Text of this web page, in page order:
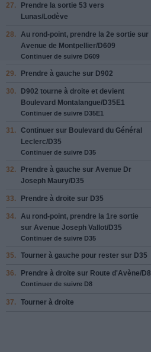
27. Prendre la sortie 53 vers
Lunas/Lodève
28. Au rond-point, prendre la 2e sortie sur
Avenue de Montpellier/D609
Continuer de suivre D609
29. Prendre à gauche sur D902
30. D902 tourne à droite et devient
Boulevard Montalangue/D35E1
Continuer de suivre D35E1
31. Continuer sur Boulevard du Général
Leclerc/D35
Continuer de suivre D35
32. Prendre à gauche sur Avenue Dr
Joseph Maury/D35
33. Prendre à droite sur D35
34. Au rond-point, prendre la 1re sortie
sur Avenue Joseph Vallot/D35
Continuer de suivre D35
35. Tourner à gauche pour rester sur D35
36. Prendre à droite sur Route d'Avène/D8
Continuer de suivre D8
37. Tourner à droite